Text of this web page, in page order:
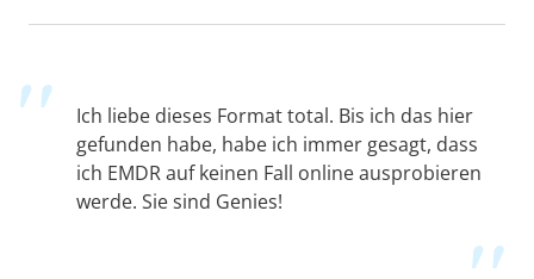
Ich liebe dieses Format total. Bis ich das hier
gefunden habe, habe ich immer gesagt, dass
ich EMDR auf keinen Fall online ausprobieren
werde. Sie sind Genies!